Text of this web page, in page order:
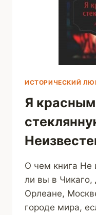
ИСТОРИЧЕСКИЙ
Я
О чем книга Не
ли вы в Чикаго,
Орлеане,
городе мира,